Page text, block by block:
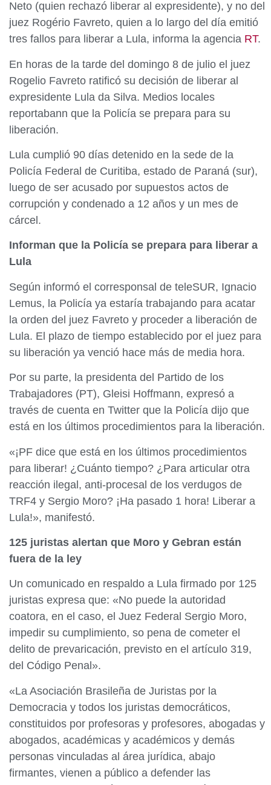
Neto (quien rechazó liberar al expresidente), y no del
juez Rogério Favreto, quien a lo largo del día emitió
tres fallos para liberar a Lula, informa la agencia RT.
En horas de la tarde del domingo 8 de julio el juez
Rogelio Favreto ratificó su decisión de liberar al
expresidente Lula da Silva. Medios locales
reportabann que la Policía se prepara para su
liberación.
Lula cumplió 90 días detenido en la sede de la
Policía Federal de Curitiba, estado de Paraná (sur),
luego de ser acusado por supuestos actos de
corrupción y condenado a 12 años y un mes de
cárcel.
Informan que la Policía se prepara para liberar a
Lula
Según informó el corresponsal de teleSUR, Ignacio
Lemus, la Policía ya estaría trabajando para acatar
la orden del juez Favreto y proceder a liberación de
Lula. El plazo de tiempo establecido por el juez para
su liberación ya venció hace más de media hora.
Por su parte, la presidenta del Partido de los
Trabajadores (PT), Gleisi Hoffmann, expresó a
través de cuenta en Twitter que la Policía dijo que
está en los últimos procedimientos para la liberación.
«¡PF dice que está en los últimos procedimientos
para liberar! ¿Cuánto tiempo? ¿Para articular otra
reacción ilegal, anti-procesal de los verdugos de
TRF4 y Sergio Moro? ¡Ha pasado 1 hora! Liberar a
Lula!», manifestó.
125 juristas alertan que Moro y Gebran están
fuera de la ley
Un comunicado en respaldo a Lula firmado por 125
juristas expresa que: «No puede la autoridad
coatora, en el caso, el Juez Federal Sergio Moro,
impedir su cumplimiento, so pena de cometer el
delito de prevaricación, previsto en el artículo 319,
del Código Penal».
«La Asociación Brasileña de Juristas por la
Democracia y todos los juristas democráticos,
constituidos por profesoras y profesores, abogadas y
abogados, académicas y académicos y demás
personas vinculadas al área jurídica, abajo
firmantes, vienen a público a defender las